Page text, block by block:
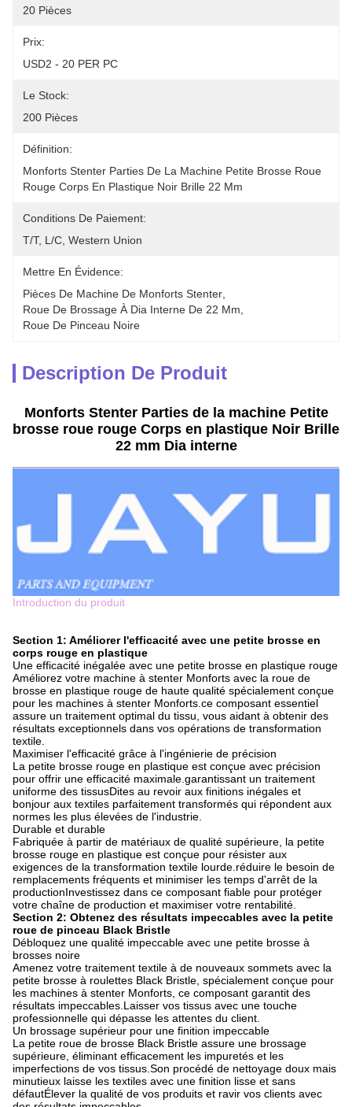
20 Pièces
Prix:
USD2 - 20 PER PC
Le Stock:
200 Pièces
Définition:
Monforts Stenter Parties De La Machine Petite Brosse Roue
Rouge Corps En Plastique Noir Brille 22 Mm
Conditions De Paiement:
T/T, L/C, Western Union
Mettre En Évidence:
Pièces De Machine De Monforts Stenter
Roue De Brossage À Dia Interne De 22 Mm
Roue De Pinceau Noire
Description De Produit
Monforts Stenter Parties de la machine Petite
brosse roue rouge Corps en plastique Noir Brille
22 mm Dia interne
Introduction du produit
Section 1: Améliorer l'efficacité avec une petite brosse en
corps rouge en plastique
Une efficacité inégalée avec une petite brosse en plastique rouge
Améliorez votre machine à stenter Monforts avec la roue de
brosse en plastique rouge de haute qualité spécialement conçue
pour les machines à stenter Monforts.ce composant essentiel
assure un traitement optimal du tissu, vous aidant à obtenir des
résultats exceptionnels dans vos opérations de transformation
textile.
Maximiser l'efficacité grâce à l'ingénierie de précision
La petite brosse rouge en plastique est conçue avec précision
pour offrir une efficacité maximale.garantissant un traitement
uniforme des tissusDites au revoir aux finitions inégales et
bonjour aux textiles parfaitement transformés qui répondent aux
normes les plus élevées de l'industrie.
Durable et durable
Fabriquée à partir de matériaux de qualité supérieure, la petite
brosse rouge en plastique est conçue pour résister aux
exigences de la transformation textile lourde.réduire le besoin de
remplacements fréquents et minimiser les temps d'arrêt de la
productionInvestissez dans ce composant fiable pour protéger
votre chaîne de production et maximiser votre rentabilité.
Section 2: Obtenez des résultats impeccables avec la petite
roue de pinceau Black Bristle
Débloquez une qualité impeccable avec une petite brosse à
brosses noire
Amenez votre traitement textile à de nouveaux sommets avec la
petite brosse à roulettes Black Bristle, spécialement conçue pour
les machines à stenter Monforts, ce composant garantit des
résultats impeccables.Laisser vos tissus avec une touche
professionnelle qui dépasse les attentes du client.
Un brossage supérieur pour une finition impeccable
La petite roue de brosse Black Bristle assure une brossage
supérieure, éliminant efficacement les impuretés et les
imperfections de vos tissus.Son procédé de nettoyage doux mais
minutieux laisse les textiles avec une finition lisse et sans
défautÉlever la qualité de vos produits et ravir vos clients avec